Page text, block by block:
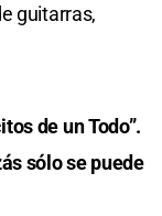
guitarras,
de un Todo”.
sólo se puede